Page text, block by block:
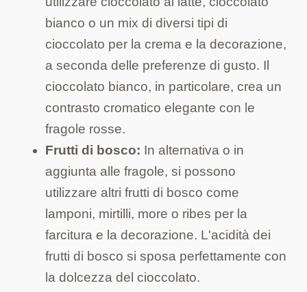
bianco o un mix di diversi tipi di
cioccolato per la crema e la decorazione,
a seconda delle preferenze di gusto. Il
cioccolato bianco, in particolare, crea un
contrasto cromatico elegante con le
fragole rosse.
Frutti di bosco: In alternativa o in
aggiunta alle fragole, si possono
utilizzare altri frutti di bosco come
lamponi, mirtilli, more o ribes per la
farcitura e la decorazione. L'acidità dei
frutti di bosco si sposa perfettamente con
la dolcezza del cioccolato.